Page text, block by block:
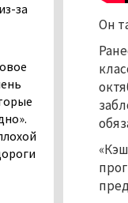
Он
в
за
за